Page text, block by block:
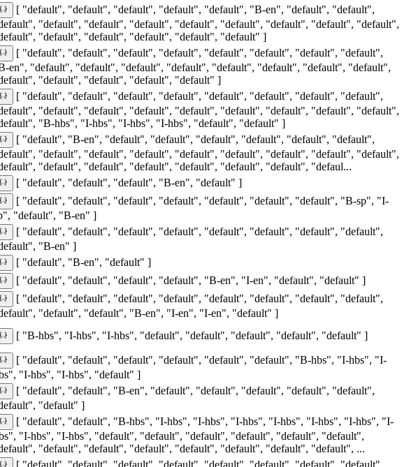
[ "default", "default", "default", "default", "default", "B-en", "default", "default",
"default", "default", "default", "default", "default", "default", "default", "default",
"default", "default", "default", "default", "default" ]
[ "default", "default", "default", "default", "default", "default", "default", "default",
en", "default", "default", "default", "default", "default", "default", "default", "default",
"default", "default", "default", "default" ]
[ "default", "default", "default", "default", "default", "default", "default", "default",
"default", "default", "default", "default", "default", "default", "default", "default",
"B-hbs", "I-hbs", "I-hbs", "I-hbs", "default", "default" ]
[ "default", "B-en", "default", "default", "default", "default", "default", "default",
"default", "default", "default", "default", "default", "default", "default", "default",
"default", "default", "default", "default", "default", "default", "defaul...
[ "default", "default", "default", "B-en", "default" ]
[ "default", "default", "default", "default", "default", "default", "default", "B-sp", "I-
"default", "B-en" ]
[ "default", "default", "default", "default", "default", "default", "default", "default",
"B-en" ]
[ "default", "B-en", "default" ]
[ "default", "default", "default", "default", "B-en", "I-en", "default", "default" ]
[ "default", "default", "default", "default", "default", "default", "default", "default",
"default", "default", "B-en", "I-en", "I-en", "default" ]
[ "B-hbs", "I-hbs", "I-hbs", "default", "default", "default", "default", "default" ]
[ "default", "default", "default", "default", "default", "default", "B-hbs", "I-hbs", "I-
"I-hbs", "I-hbs", "default" ]
[ "default", "default", "B-en", "default", "default", "default", "default", "default",
"default" ]
[ "default", "default", "B-hbs", "I-hbs", "I-hbs", "I-hbs", "I-hbs", "I-hbs", "I-hbs", "I-
"I-hbs", "I-hbs", "default", "default", "default", "default", "default", "default",
"default", "default", "default", "default", "default", "default", "default", ...